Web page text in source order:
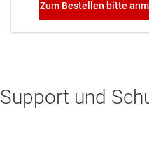
Support und